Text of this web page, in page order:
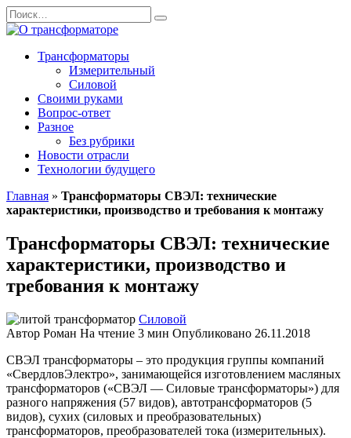
Перейти
к
содержанию
Search
for:
Трансформаторы
Измерительный
Силовой
Своими руками
Вопрос-ответ
Разное
Без рубрики
Новости отрасли
Технологии будущего
Главная » Трансформаторы СВЭЛ: технические
характеристики, производство и требования к монтажу
Трансформаторы СВЭЛ: технические
характеристики, производство и
требования к монтажу
Силовой
Автор Роман На чтение 3 мин Опубликовано 26.11.2018
СВЭЛ трансформаторы – это продукция группы компаний
«СвердловЭлектро», занимающейся изготовлением масляных
трансформаторов («СВЭЛ — Силовые трансформаторы») для
разного напряжения (57 видов), автотрансформаторов (5
видов), сухих (силовых и преобразовательных)
трансформаторов, преобразователей тока (измерительных).